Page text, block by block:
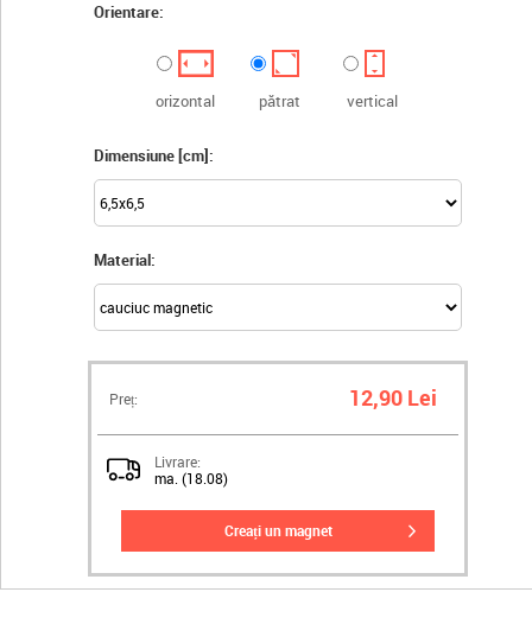
Orientare:
orizontal pătrat vertical
Dimensiune [cm]:
Material:
Preț: 12,90 Lei
Livrare:
ma. (18.08)
creați un magnet